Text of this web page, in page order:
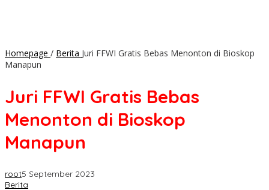
Homepage / Berita Juri FFWI Gratis Bebas Menonton di Bioskop
Manapun
Juri FFWI Gratis Bebas
Menonton di Bioskop
Manapun
root5 September 2023
Berita